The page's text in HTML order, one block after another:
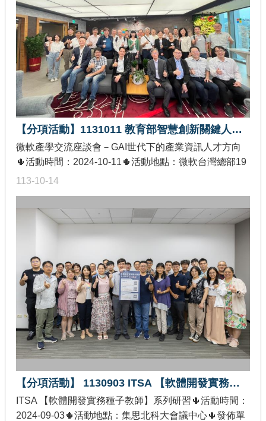
【分項活動】1131011 教育部智慧創新關鍵人才躍升計畫與微軟產學交流座談會
113-10-14
微軟產學交流座談會－GAI世代下的產業資訊人才方向
🌵活動時間：2024-10-11🌵活動地點：微軟台灣總部19
樓大會議室(MPR2)🌵發佈單位：教育部智慧創新關鍵人
分享微軟與陽明交大資工系使用copilot 的經驗分享，最
後定案以「程式設計課程使用copilot經驗分享」、「微
軟介紹copilot於教育界的使用案例」為活動主軸，希望
考，會後會有茶敘交流時間及台灣微軟台北辦公室參觀
等活動。
【分項活動】 1130903 ITSA 【軟體開發實務種子教師】系列研習
ITSA 【軟體開發實務種子教師】系列研習🌵活動時間：
2024-09-03🌵活動地點：集思北科大會議中心🌵發佈單